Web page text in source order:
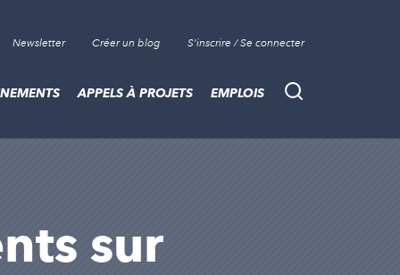
Newsletter Créer un blog S'inscrire / Se connecter
Recherche
APPELS À PROJETS EMPLOIS
sur